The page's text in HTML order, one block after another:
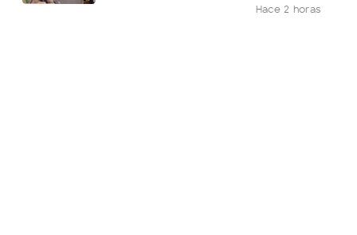
Hace 2 horas